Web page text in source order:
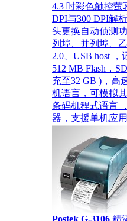
4.3 吋彩色触控萤
DPI与300 DPI解
头更换自动侦测
列埠、并列埠、
2.0、USB host ，
512 MB Flash，
充至32 GB )，高
机语言，可模拟
条码机程式语言
器，支援单机应用